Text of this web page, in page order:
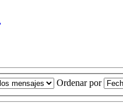
Ordenar por